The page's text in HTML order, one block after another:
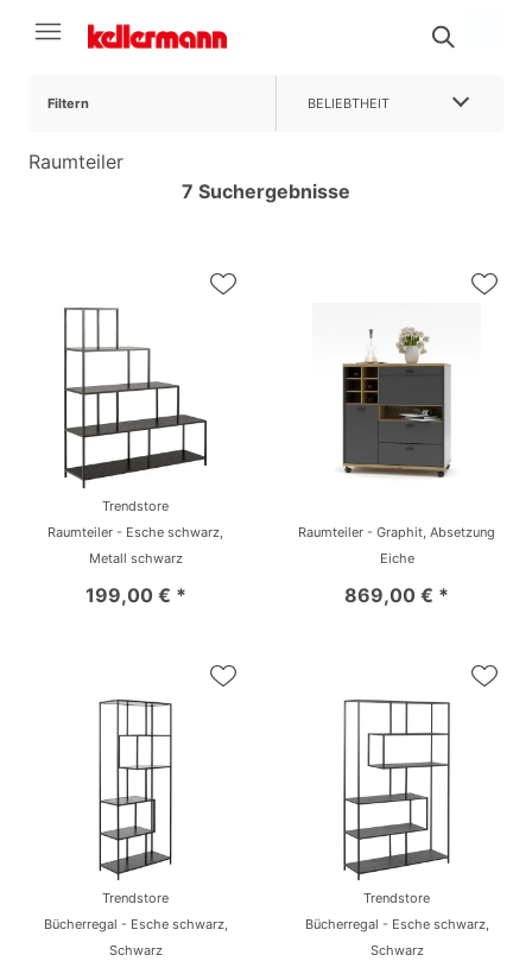
Filtern BELIEBTHEIT
Raumteiler
7 Suchergebnisse
Trendstore
Raumteiler - Esche schwarz,
Metall schwarz
199,00 € *
Raumteiler - Graphit, Absetzung
Eiche
869,00 € *
Trendstore
Bücherregal - Esche schwarz,
Schwarz
Trendstore
Bücherregal - Esche schwarz,
Schwarz